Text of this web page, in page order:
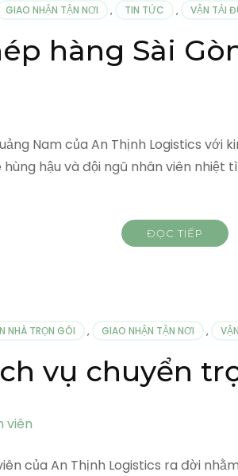
GIAO NHẬN TẬN NƠI , TIN TỨC , VẬN TẢI
hàng Sài
Nam của An Thịnh Logistics
hùng hậu và đội ngũ nhân viên
ĐỌC TIẾP
NHÀ TRỌN GÓI , GIAO NHẬN TẬN NƠI ,
vụ chuyển
của An Thịnh Logistics ra đời